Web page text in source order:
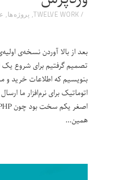
TWELVE WORK
, پروژه‌ها,
تصمیم گرفتیم برای شروع یک
بنویسیم که اطلاعات خرید و
اتوماتیک برای نرم‌افزار ما
همین